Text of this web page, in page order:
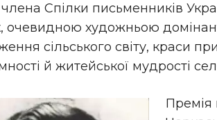
члена Спілки письменників
очевидною художньою
сільського світу, краси
й житейської мудрості
Премія